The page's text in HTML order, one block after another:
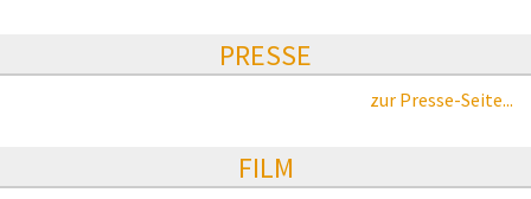
PRESSE
zur Presse-Seite...
FILM